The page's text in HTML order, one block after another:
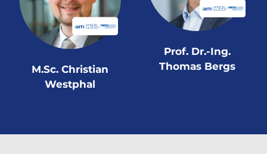
M.Sc. Christian
Westphal
Prof. Dr.-Ing.
Thomas Bergs